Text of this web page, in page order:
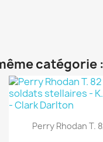
catégorie :
Aperçu
Perry Rhodan T.